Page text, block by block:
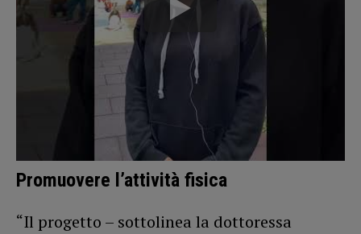
Promuovere l’attività fisica
“Il progetto – sottolinea la dottoressa